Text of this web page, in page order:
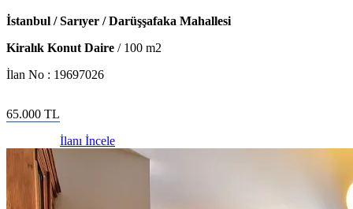
İstanbul / Sarıyer / Darüşşafaka Mahallesi
Kiralık Konut Daire / 100 m2
İlan No : 19697026
65.000 TL
İlanı İncele